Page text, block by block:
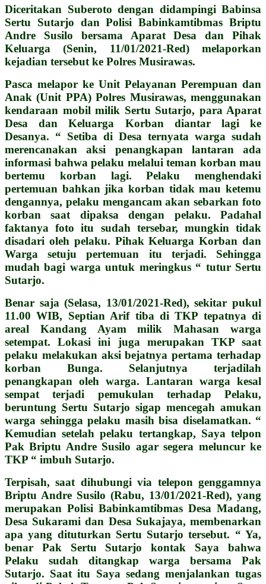
Diceritakan Suberoto dengan didampingi Babinsa
Sertu Sutarjo dan Polisi Babinkamtibmas Briptu
Andre Susilo bersama Aparat Desa dan Pihak
Keluarga (Senin, 11/01/2021-Red) melaporkan
kejadian tersebut ke Polres Musirawas.
Pasca melapor ke Unit Pelayanan Perempuan dan
Anak (Unit PPA) Polres Musirawas, menggunakan
kendaraan mobil milik Sertu Sutarjo, para Aparat
Desa dan Keluarga Korban diantar lagi ke
Desanya. “ Setiba di Desa ternyata warga sudah
merencanakan aksi penangkapan lantaran ada
informasi bahwa pelaku melalui teman korban mau
bertemu korban lagi. Pelaku menghendaki
pertemuan bahkan jika korban tidak mau ketemu
dengannya, pelaku mengancam akan sebarkan foto
korban saat dipaksa dengan pelaku. Padahal
faktanya foto itu sudah tersebar, mungkin tidak
disadari oleh pelaku. Pihak Keluarga Korban dan
Warga setuju pertemuan itu terjadi. Sehingga
mudah bagi warga untuk meringkus “ tutur Sertu
Sutarjo.
Benar saja (Selasa, 13/01/2021-Red), sekitar pukul
11.00 WIB, Septian Arif tiba di TKP tepatnya di
areal Kandang Ayam milik Mahasan warga
setempat. Lokasi ini juga merupakan TKP saat
pelaku melakukan aksi bejatnya pertama terhadap
korban Bunga. Selanjutnya terjadilah
penangkapan oleh warga. Lantaran warga kesal
sempat terjadi pemukulan terhadap Pelaku,
beruntung Sertu Sutarjo sigap mencegah amukan
warga sehingga pelaku masih bisa diselamatkan. “
Kemudian setelah pelaku tertangkap, Saya telpon
Pak Briptu Andre Susilo agar segera meluncur ke
TKP “ imbuh Sutarjo.
Terpisah, saat dihubungi via telepon genggamnya
Briptu Andre Susilo (Rabu, 13/01/2021-Red), yang
merupakan Polisi Babinkamtibmas Desa Madang,
Desa Sukarami dan Desa Sukajaya, membenarkan
apa yang dituturkan Sertu Sutarjo tersebut. “ Ya,
benar Pak Sertu Sutarjo kontak Saya bahwa
Pelaku sudah ditangkap warga bersama Pak
Sutarjo. Saat itu Saya sedang menjalankan tugas